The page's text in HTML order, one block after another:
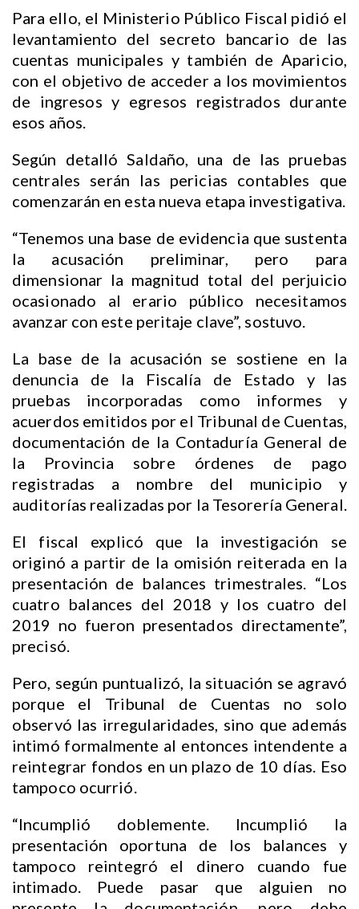
Para ello, el Ministerio Público Fiscal pidió el
levantamiento del secreto bancario de las
cuentas municipales y también de Aparicio,
con el objetivo de acceder a los movimientos
de ingresos y egresos registrados durante
esos años.
Según detalló Saldaño, una de las pruebas
centrales serán las pericias contables que
comenzarán en esta nueva etapa investigativa.
“Tenemos una base de evidencia que sustenta
la acusación preliminar, pero para
dimensionar la magnitud total del perjuicio
ocasionado al erario público necesitamos
avanzar con este peritaje clave”, sostuvo.
La base de la acusación se sostiene en la
denuncia de la Fiscalía de Estado y las
pruebas incorporadas como informes y
acuerdos emitidos por el Tribunal de Cuentas,
documentación de la Contaduría General de
la Provincia sobre órdenes de pago
registradas a nombre del municipio y
auditorías realizadas por la Tesorería General.
El fiscal explicó que la investigación se
originó a partir de la omisión reiterada en la
presentación de balances trimestrales. “Los
cuatro balances del 2018 y los cuatro del
2019 no fueron presentados directamente”,
precisó.
Pero, según puntualizó, la situación se agravó
porque el Tribunal de Cuentas no solo
observó las irregularidades, sino que además
intimó formalmente al entonces intendente a
reintegrar fondos en un plazo de 10 días. Eso
tampoco ocurrió.
“Incumplió doblemente. Incumplió la
presentación oportuna de los balances y
tampoco reintegró el dinero cuando fue
intimado. Puede pasar que alguien no